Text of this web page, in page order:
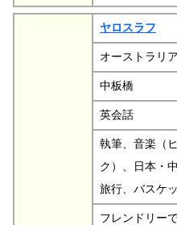
ヤロスラフ
オーストラリア
中板橋
英会話
執筆、音楽（
ク）、日本・
旅行、バスケ
フレンドリー